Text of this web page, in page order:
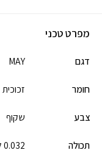
מפרט טכני
דגם MAY
חומר זכוכית
צבע שקוף
תכולה 0.032 ליטר